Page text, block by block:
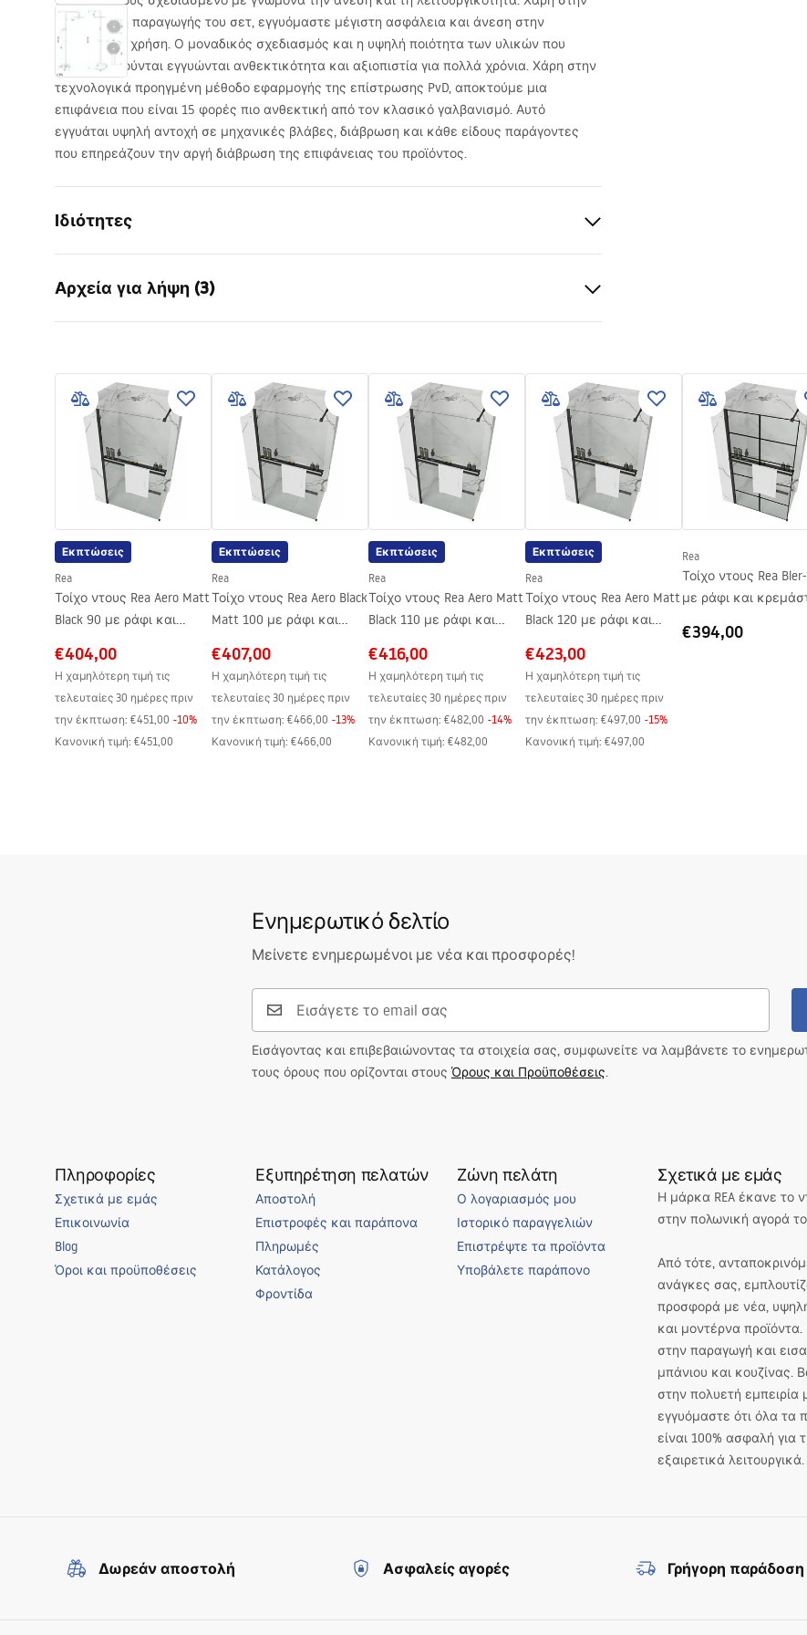
ειδική φάση παραγωγής του σετ, εγγυόμαστε μέγιστη ασφάλεια και άνεση στην
καθημερινή χρήση. Ο μοναδικός σχεδιασμός και η υψηλή ποιότητα των υλικών που
χρησιμοποιούνται εγγυώνται ανθεκτικότητα και αξιοπιστία για πολλά χρόνια. Χάρη στην
τεχνολογικά προηγμένη μέθοδο εφαρμογής της επίστρωσης PvD, αποκτούμε μια
επιφάνεια που είναι 15 φορές πιο ανθεκτική από τον κλασικό γαλβανισμό. Αυτό
εγγυάται υψηλή αντοχή σε μηχανικές βλάβες, διάβρωση και κάθε είδους παράγοντες
που επηρεάζουν την αργή διάβρωση της επιφάνειας του προϊόντος.
Ιδιότητες
Υλικό
Τύπος βρύσης
Μονοχρωμία
Ελάχιστο ύψος
Μέγιστο ύψος
Στόμιο μπανιέρας
Ναι, περιστρεφόμενη
Ρύθμιση πίεσης
Σύστημα Anti-Calc
Τεχνολογία επικάλυψης
Ηλεκτρολυτική επιμετάλλωση
Διάσταση συνδέσεων νερού
mm
Εγγύηση
24 μήνες
Αρχεία για λήψη (3)
Safety_Information_Shower_set.p
df
Warranty_Terms_and_Conditions_
Faucets_-_5.pdf
Οδηγίες
συναρμολόγησης
shower_set.pdf
Εκπτώσεις
Rea
Τοίχο ντους Rea Aero Matt
Black 90 με ράφι και
€404,00
Η χαμηλότερη τιμή τις
τελευταίες 30 ημέρες πριν
την έκπτωση: €451,00 -10%
Κανονική τιμή: €451,00
Εκπτώσεις
Rea
Τοίχο ντους Rea Aero Black
Matt 100 με ράφι και
€407,00
Η χαμηλότερη τιμή τις
τελευταίες 30 ημέρες πριν
την έκπτωση: €466,00 -13%
Κανονική τιμή: €466,00
Εκπτώσεις
Rea
Τοίχο ντους Rea Aero Matt
Black 110 με ράφι και
€416,00
Η χαμηλότερη τιμή τις
τελευταίες 30 ημέρες πριν
την έκπτωση: €482,00 -14%
Κανονική τιμή: €482,00
Εκπτώσεις
Rea
Τοίχο ντους Rea Aero Matt
Black 120 με ράφι και
€423,00
Η χαμηλότερη τιμή τις
τελευταίες 30 ημέρες πριν
την έκπτωση: €497,00 -15%
Κανονική τιμή: €497,00
Rea
Τοίχο ντους Rea
με ράφι και
€394,00
Ενημερωτικό δελτίο
Μείνετε ενημερωμένοι με νέα και προσφορές!
Εισάγοντας και επιβεβαιώνοντας τα στοιχεία σας, συμφωνείτε να λαμβάνετε το
τους όρους που ορίζονται στους Όρους και Προϋποθέσεις.
Πληροφορίες
Σχετικά με εμάς
Επικοινωνία
Blog
Όροι και προϋποθέσεις
Εξυπηρέτηση πελατών
Αποστολή
Επιστροφές και παράπονα
Πληρωμές
Κατάλογος
Φροντίδα
Ζώνη πελάτη
Ο λογαριασμός μου
Ιστορικό παραγγελιών
Επιστρέψτε τα προϊόντα
Υποβάλετε παράπονο
Σχετικά με εμάς
Η μάρκα REA έκανε το
στην πολωνική αγορά
Από τότε,
ανάγκες σας,
προσφορά με νέα,
και μοντέρνα προϊόντα.
στην παραγωγή και
μπάνιου και κουζίνας.
στην πολυετή εμπειρία
εγγυόμαστε ότι όλα τα
είναι 100% ασφαλή για
εξαιρετικά λειτουργικά.
Δωρεάν αποστολή Ασφαλείς αγορές Γρήγορη παράδοση